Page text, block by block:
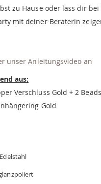
zu Hause oder lass dir
mit deiner Beraterin
unser Anleitungsvideo an
aus:
Verschluss Gold + 2
Gold